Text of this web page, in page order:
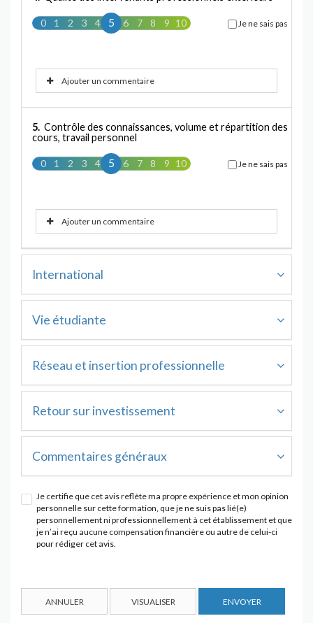
5
0 1 2 3 4 5 6 7 8 9 10 Je ne sais pas
Ajouter un commentaire
5. Contrôle des connaissances, volume et répartition des
cours, travail personnel
5
0 1 2 3 4 5 6 7 8 9 10 Je ne sais pas
Ajouter un commentaire
International
Vie étudiante
Réseau et insertion professionnelle
Retour sur investissement
Commentaires généraux
Je certifie que cet avis reflète ma propre expérience et mon opinion
personnelle sur cette formation, que je ne suis pas lié(e)
personnellement ni professionnellement à cet établissement et que
je n’ai reçu aucune compensation financière ou autre de celui-ci
pour rédiger cet avis.
ANNULER VISUALISER ENVOYER